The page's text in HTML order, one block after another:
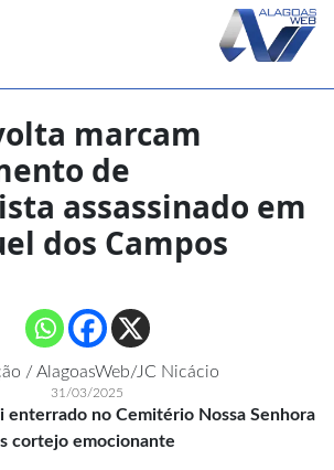
marcam
de
assassinado em
dos Campos
/ AlagoasWeb/JC Nicácio
31/03/2025
enterrado no Cemitério Nossa Senhora
cortejo emocionante